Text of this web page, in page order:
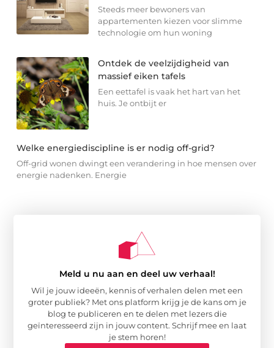
Steeds meer bewoners van
appartementen kiezen voor slimme
technologie om hun woning
Ontdek de veelzijdigheid van
massief eiken tafels
Een eettafel is vaak het hart van het
huis. Je ontbijt er
Welke energiediscipline is er nodig off-grid?
Off-grid wonen dwingt een verandering in hoe mensen over
energie nadenken. Energie
Meld u nu aan en deel uw verhaal!
Wil je jouw ideeën, kennis of verhalen delen met een
groter publiek? Met ons platform krijg je de kans om je
blog te publiceren en te delen met lezers die
geïnteresseerd zijn in jouw content. Schrijf mee en laat
je stem horen!